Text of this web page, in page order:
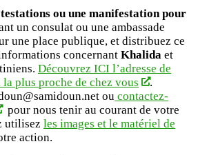
ou une manifestation pour
un consulat ou une ambassade
une place publique, et distribuez ce
concernant Khalida et
Découvrez ICI l’adresse de
la plus proche de chez vous
.
ou contactez-
pour nous tenir au courant de votre
utilisez les images et le matériel de
action.